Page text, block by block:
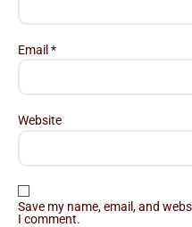
Email *
Website
Save my name, email, and
I comment.